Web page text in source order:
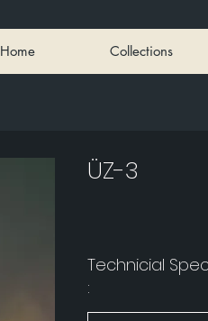
Home Collections
ÜZ-3
Technicial
: